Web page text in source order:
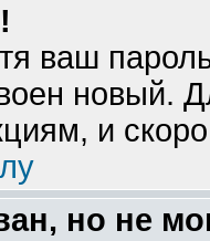
ваш
новый.
и
но не